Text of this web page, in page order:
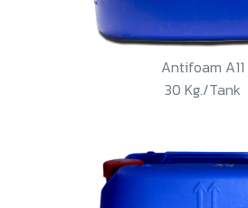
Antifoam A11
30 Kg./Tank